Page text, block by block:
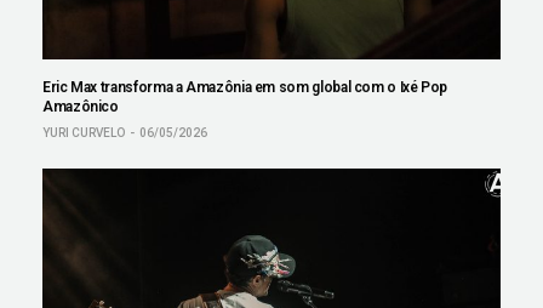
Eric Max transforma a Amazônia em som global com o Ixé Pop
Amazônico
YURI CURVELO 06/05/2026